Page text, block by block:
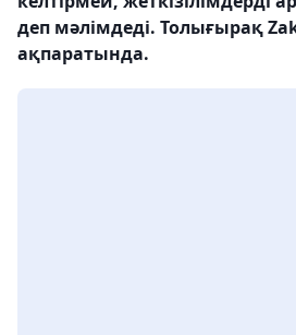
деп мәлімдеді. Толығырақ
ақпаратында.